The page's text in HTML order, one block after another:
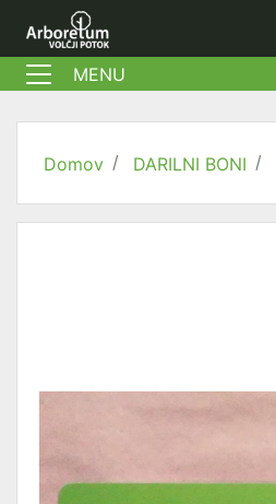
MENU
Domov DARILNI BONI